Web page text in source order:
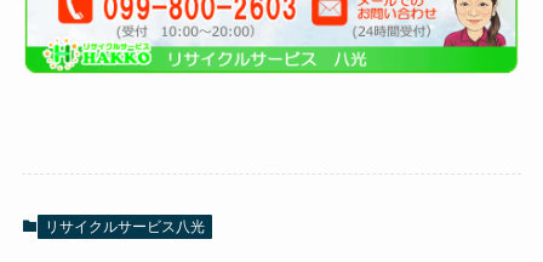
リサイクルサービス八光